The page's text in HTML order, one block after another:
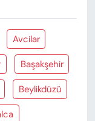
Avcilar
Başakşehir
Beylikdüzü